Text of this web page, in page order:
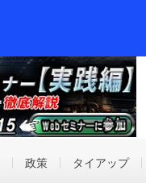
政策 タイアップ